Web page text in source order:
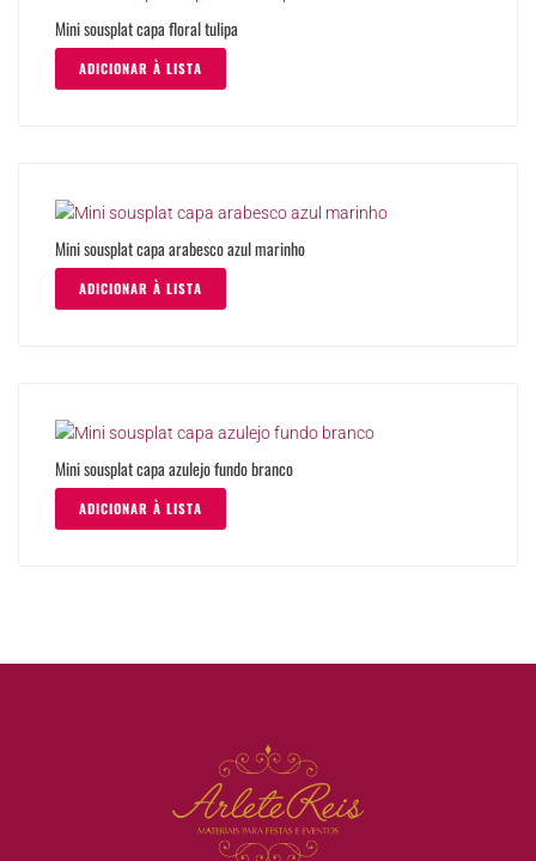
Mini sousplat capa floral tulipa
ADICIONAR À LISTA
Mini sousplat capa arabesco azul marinho
ADICIONAR À LISTA
Mini sousplat capa azulejo fundo branco
ADICIONAR À LISTA